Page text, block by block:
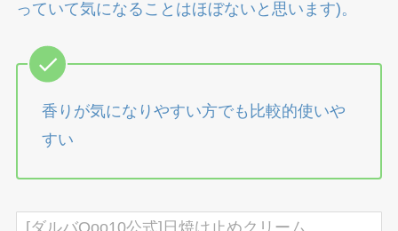
っていて気になることはほぼないと思います)。
香りが気になりやすい方でも比較的使いや
すい
[ダルバQoo10公式]日焼け止めクリーム